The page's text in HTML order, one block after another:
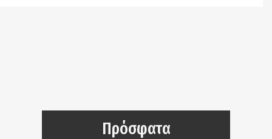
Πρόσφατα